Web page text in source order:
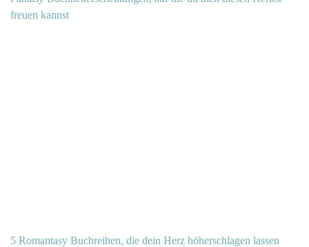
freuen kannst
5 Romantasy Buchreihen, die dein Herz höherschlagen lassen